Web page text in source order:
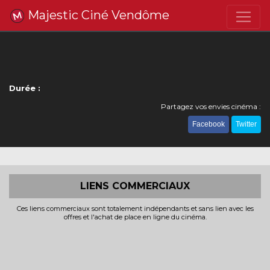
Majestic Ciné Vendôme
Durée :
Partagez vos envies cinéma :
Facebook Twitter
LIENS COMMERCIAUX
Ces liens commerciaux sont totalement indépendants et sans lien avec les
offres et l'achat de place en ligne du cinéma.